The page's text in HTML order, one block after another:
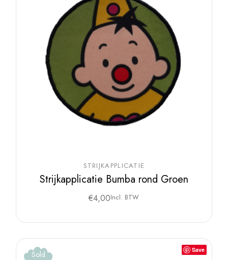
STRIJKAPPLICATIE
Strijkapplicatie Bumba rond Groen
€4,00Incl. BTW
Save
Sold